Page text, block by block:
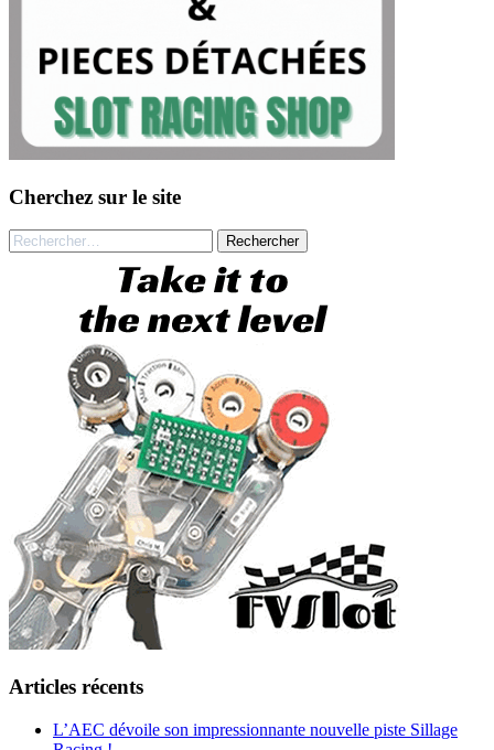
Cherchez sur le site
Rechercher :
Articles récents
L’AEC dévoile son impressionnante nouvelle piste Sillage